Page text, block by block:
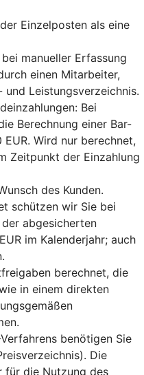
Einzelposten als eine
manueller Erfassung
einen Mitarbeiter,
Leistungsverzeichnis.
Bei
Berechnung einer Bar-
Wird nur berechnet,
Zeitpunkt der Einzahlung
des Kunden.
schützen wir Sie bei
der abgesicherten
im Kalenderjahr; auch
berechnet, die
in einem direkten
benötigen Sie
Die
für die Nutzung des